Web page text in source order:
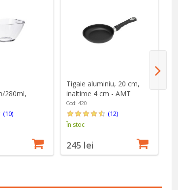
280ml,
(10)
Tigaie aluminiu, 20 cm,
inaltime 4 cm - AMT
Gastroguss
Cod: 420
(12)
În stoc
245 lei